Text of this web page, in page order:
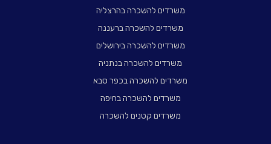
משרדים להשכרה בהרצליה
משרדים להשכרה ברעננה
משרדים להשכרה בירושלים
משרדים להשכרה בנתניה
משרדים להשכרה בכפר סבא
משרדים להשכרה בחיפה
משרדים קטנים להשכרה